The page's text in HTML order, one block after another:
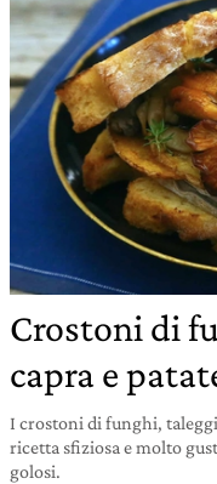
Crostoni di
capra e
I crostoni di funghi,
ricetta sfiziosa e molto
golosi.